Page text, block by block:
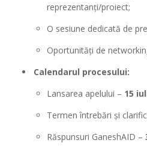
reprezentanți/proiect;
O sesiune dedicată de
Oportunități de
Calendarul procesului:
Lansarea apelului – 15
Termen întrebări și
Răspunsuri GaneshAID –